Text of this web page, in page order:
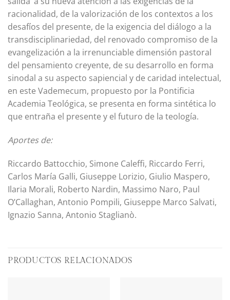
racionalidad, de la valorización de los contextos a los
desafíos del presente, de la exigencia del diálogo a la
transdisciplinariedad, del renovado compromiso de la
evangelización a la irrenunciable dimensión pastoral
del pensamiento creyente, de su desarrollo en forma
sinodal a su aspecto sapiencial y de caridad intelectual,
en este Vademecum, propuesto por la Pontificia
Academia Teológica, se presenta en forma sintética lo
que entraña el presente y el futuro de la teología.
Aportes de:
Riccardo Battocchio, Simone Caleffi, Riccardo Ferri,
Carlos María Galli, Giuseppe Lorizio, Giulio Maspero,
Ilaria Morali, Roberto Nardin, Massimo Naro, Paul
O’Callaghan, Antonio Pompili, Giuseppe Marco Salvati,
Ignazio Sanna, Antonio Staglianò.
PRODUCTOS RELACIONADOS